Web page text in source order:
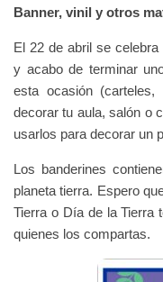
Banner, vinil y otros
El 22 de abril se
y acabo de terminar
esta ocasión (carteles,
decorar tu aula, salón o
usarlos para decorar un
Los banderines
planeta tierra. Espero
Tierra o Día de la Tierra
quienes los compartas.